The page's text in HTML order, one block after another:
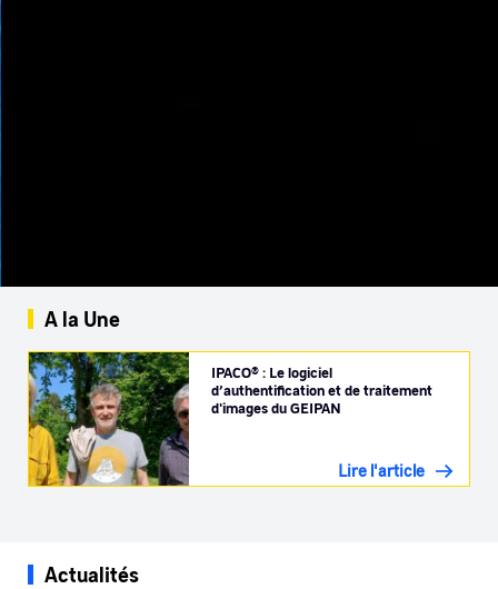
A la Une
IPACO® : Le logiciel
d’authentification et de traitement
d'images du GEIPAN
Lire l'article
Actualités